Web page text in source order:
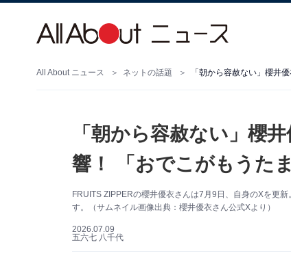
All About ニュース ネットの話題 「朝から容赦ない」櫻井
「朝から容赦ない」櫻
響！ 「おでこがもうた
FRUITS ZIPPERの櫻井優衣さんは7月9日、自身のXを更
す。（サムネイル画像出典：櫻井優衣さん公式Xより）
2026.07.09
五六七 八千代